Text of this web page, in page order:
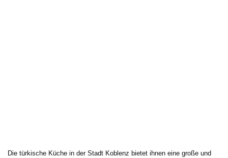
Die türkische Küche in der Stadt Koblenz bietet ihnen eine große und